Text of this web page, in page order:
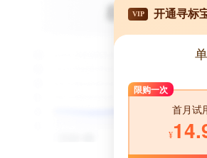
VIP 开通寻标
限购一次
首月试
¥